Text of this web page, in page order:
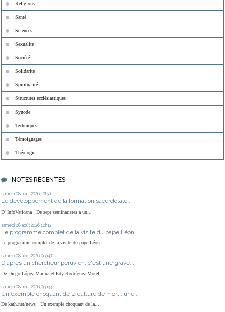
Religions
Santé
Sciences
Sexualité
Société
Solidarité
Spiritualité
Structures ecclésiastiques
Synode
Techniques
Témoignages
Théologie
NOTES RÉCENTES
samedi 08 août 2026 10h31
Le développement de la formation sacerdotale...
D' InfoVaticana : De sept séminaristes à un...
samedi 08 août 2026 10h12
Le programme complet de la visite du pape Léon...
Le programme complet de la visite du pape Léon...
samedi 08 août 2026 09h47
D'après un chercheur péruvien, c'est une grave...
De Diego López Marina et Edy Rodríguez Morel...
samedi 08 août 2026 09h33
Un exemple choquant de la culture de mort : une...
De kath.net/news : Un exemple choquant de la...